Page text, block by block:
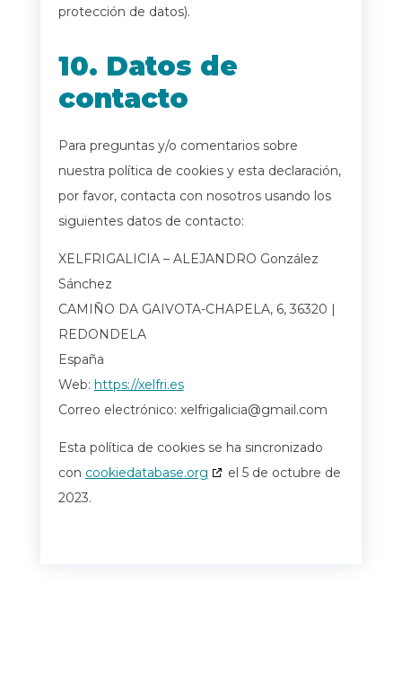
protección de datos).
10. Datos de
contacto
Para preguntas y/o comentarios sobre
nuestra política de cookies y esta declaración,
por favor, contacta con nosotros usando los
siguientes datos de contacto:
XELFRIGALICIA – ALEJANDRO González
Sánchez
CAMIÑO DA GAIVOTA-CHAPELA, 6, 36320 |
REDONDELA
España
Web: https://xelfri.es
Correo electrónico: xelfrigalicia@gmail.com
Esta política de cookies se ha sincronizado
con cookiedatabase.org
el 5 de octubre de
2023.